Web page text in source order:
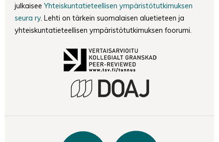
julkaisee Yhteiskuntatieteellisen ympäristötutkimuksen
seura ry. Lehti on tärkein suomalaisen aluetieteen ja
yhteiskuntatieteellisen ympäristötutkimuksen foorumi.